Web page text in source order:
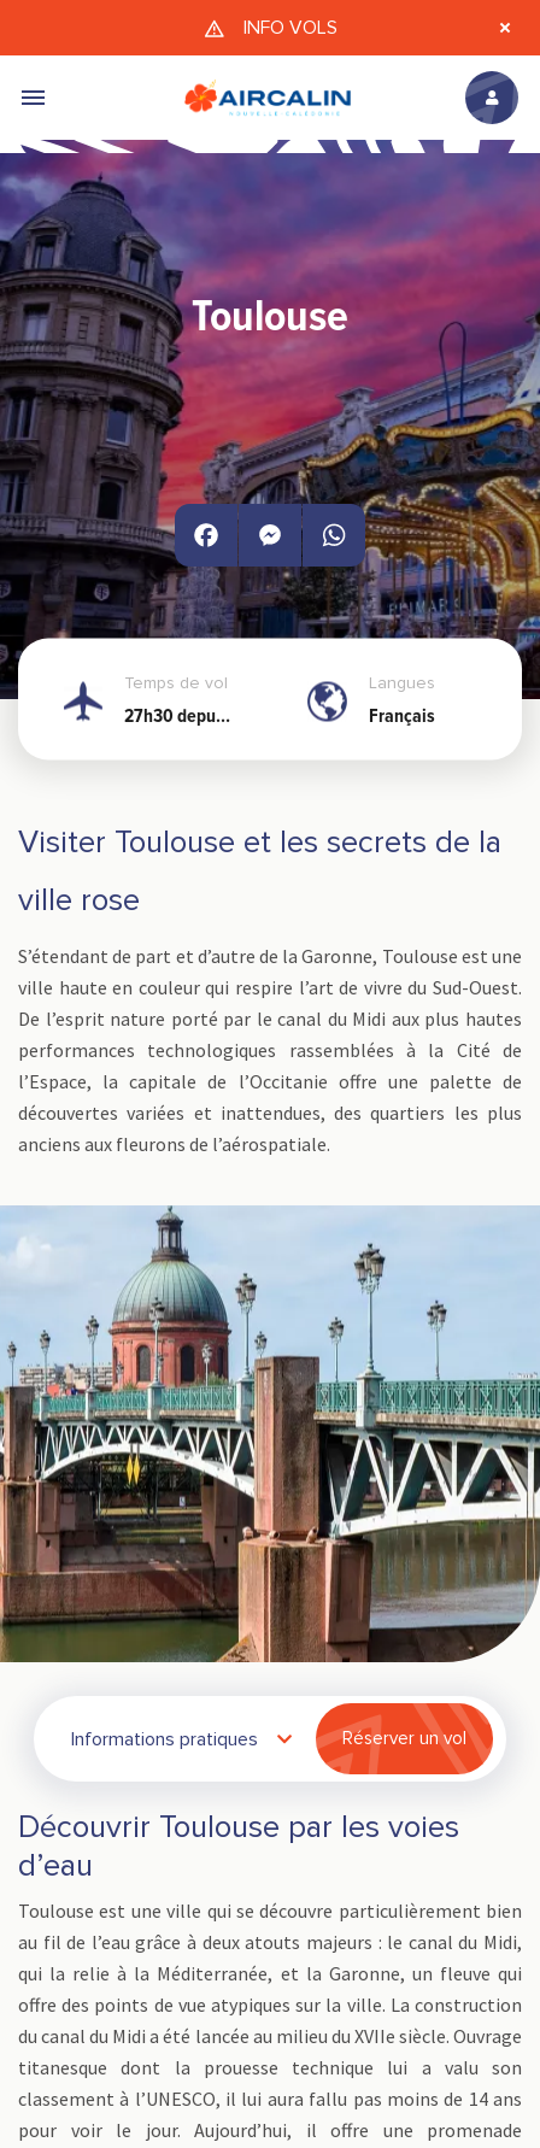
Aller au contenu principal
INFO VOLS
Toulouse
FacebookMessengerWhatsApp
Temps de vol
27h30 depuis
Langues
Français
Visiter Toulouse et les secrets de la
ville rose
S’étendant de part et d’autre de la Garonne, Toulouse est une
ville haute en couleur qui respire l’art de vivre du Sud-Ouest.
De l’esprit nature porté par le canal du Midi aux plus hautes
performances technologiques rassemblées à la Cité de
l’Espace, la capitale de l’Occitanie offre une palette de
découvertes variées et inattendues, des quartiers les plus
anciens aux fleurons de l’aérospatiale.
Informations pratiques Réserver un vol
Découvrir Toulouse par les voies
d’eau
Toulouse est une ville qui se découvre particulièrement bien
au fil de l’eau grâce à deux atouts majeurs : le canal du Midi,
qui la relie à la Méditerranée, et la Garonne, un fleuve qui
offre des points de vue atypiques sur la ville. La construction
du canal du Midi a été lancée au milieu du XVIIe siècle. Ouvrage
titanesque dont la prouesse technique lui a valu son
classement à l’UNESCO, il lui aura fallu pas moins de 14 ans
pour voir le jour. Aujourd’hui, il offre une promenade